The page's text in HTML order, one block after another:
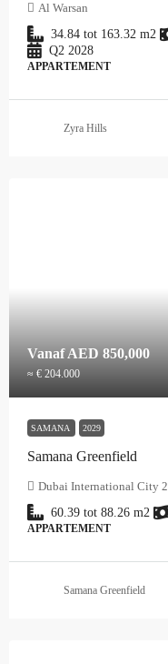
Al Warsan
34.84 tot 163.32 m2
Q2 2028
APPARTEMENT
Zyra Hills
VanafAED 850,000
≈ € 204.000
SAMANA 2029
Samana Greenfield
Dubai International City 2
60.39 tot 88.26 m2
APPARTEMENT
Samana Greenfield